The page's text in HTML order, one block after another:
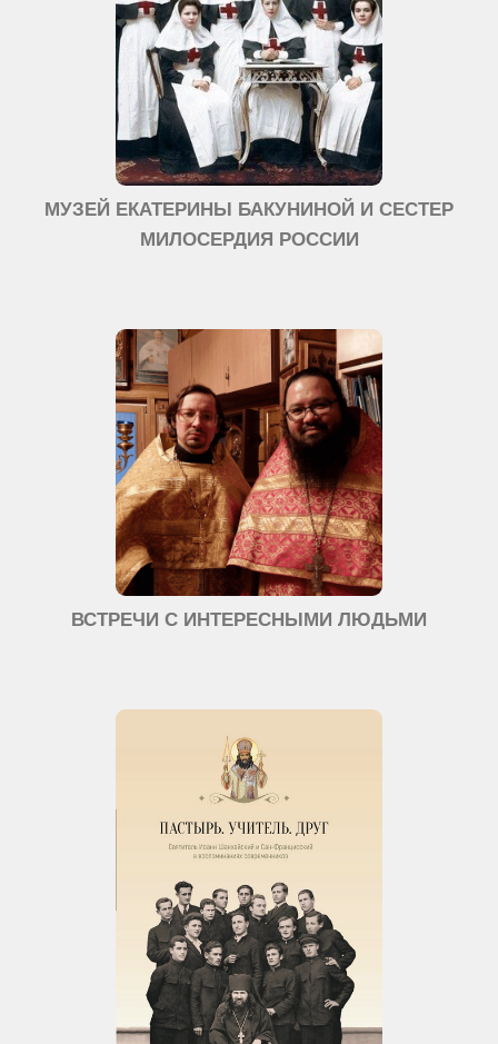
МУЗЕЙ ЕКАТЕРИНЫ БАКУНИНОЙ И СЕСТЕР
МИЛОСЕРДИЯ РОССИИ
ВСТРЕЧИ С ИНТЕРЕСНЫМИ ЛЮДЬМИ